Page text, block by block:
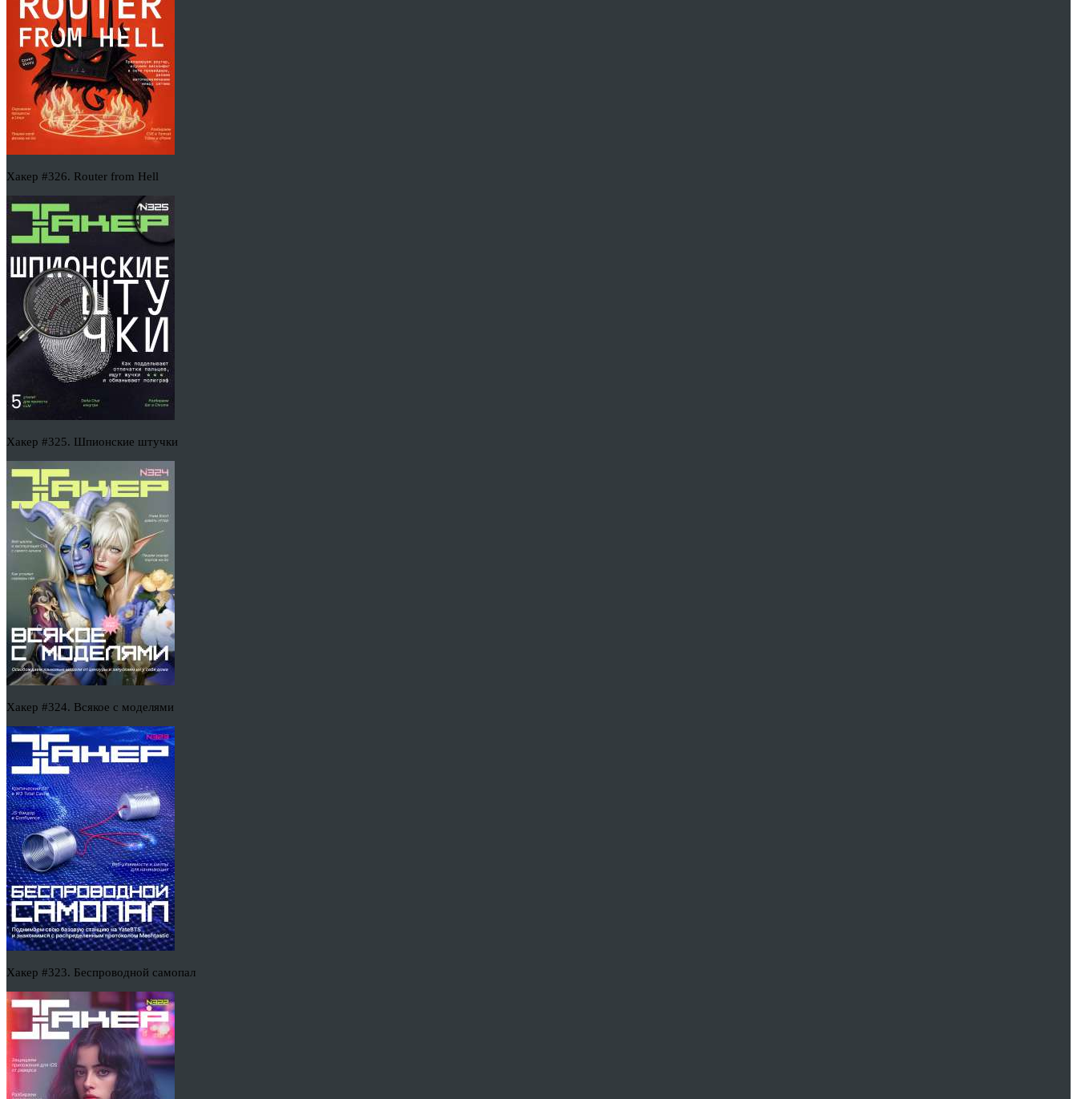
Хакер #326. Router from Hell
Хакер #325. Шпионские штучки
Хакер #324. Всякое с моделями
Хакер #323. Беспроводной самопал